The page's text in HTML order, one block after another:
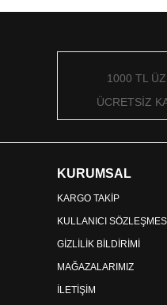
1000 TL
ÜCRETSİZ
KURUMSAL
KARGO TAKİP
KULLANICI
GİZLİLİK BİLDİRİMİ
MAĞAZALARIMIZ
İLETİŞİM